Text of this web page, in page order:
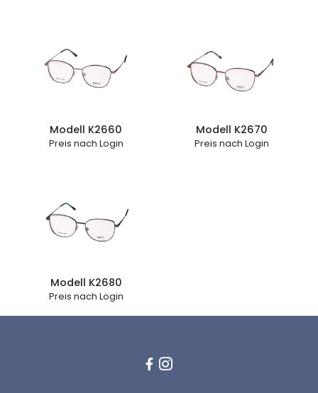
Modell K2660
Preis nach Login
Modell K2670
Preis nach Login
Modell K2680
Preis nach Login
 